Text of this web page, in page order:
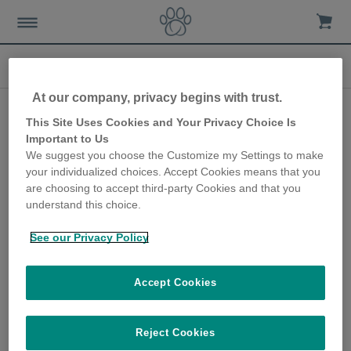
Les chats de la maison
sont protégés des 52
chats du voisinage !
21st June 2018
premières clientes. Nous sommes l'avons
anniversaire, pour savoir pourquoi elle était
devenue l’une des premières personnes à
adopter nos produits.
At our company, privacy begins with trust.
This Site Uses Cookies and Your Privacy Choice Is
Important to Us
We suggest you choose the Customize my Settings to make
your individualized choices. Accept Cookies means that you
are choosing to accept third-party Cookies and that you
understand this choice.
See our Privacy Policy
Reject Cookies
Accept Cookies